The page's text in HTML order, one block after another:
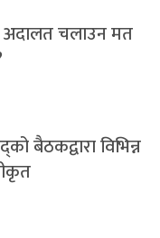
अदालत चलाउन मत
बैठकद्वारा विभिन्न